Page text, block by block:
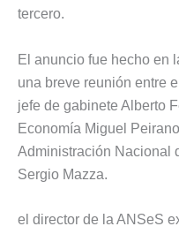
tercero.
El anuncio fue hecho en
una breve reunión entre
jefe de gabinete Alberto
Economía Miguel
Administración Nacional
Sergio Mazza.
el director de la ANSeS